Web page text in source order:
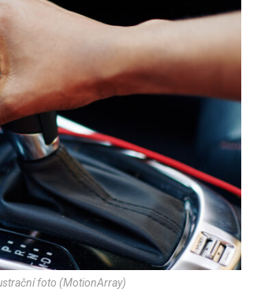
foto (MotionArray)